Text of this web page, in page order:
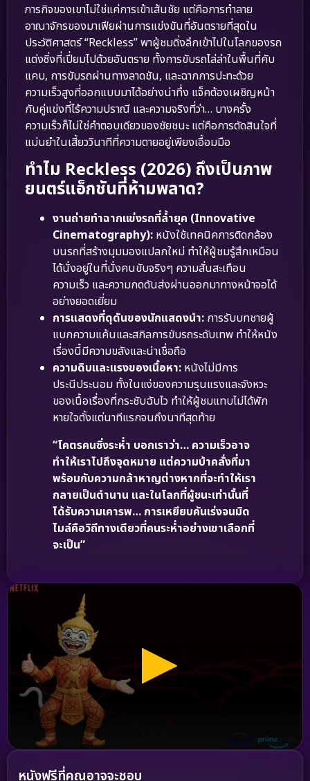
ภารกิจของเขาไม่ใช่แค่การเข้าเส้นชัย แต่คือการทำลาย
อาณาจักรของมาเฟียผ่านการแข่งขันที่อันตรายที่สุดใน
ประวัติศาสตร์ “Reckless” พาผู้ชมดิ่งลึกเข้าไปในโลกของรถ
แต่งซิ่งที่เปี่ยมไปด้วยอันตราย ทั้งการขับรถไล่ล่าในพื้นที่คับ
แคบ, การขับรถผ่านทางลาดชัน, และฉากการปะทะด้วย
ความเร็วสูงที่ออกแบบมาได้อย่างน่าทึ่ง แจ็คต้องเผชิญหน้า
กับคู่แข่งที่ไร้ความปราณี และความจริงที่ว่า… บางครั้ง
ความเร็วก็ไม่ใช่คำตอบเดียวของชัยชนะ แต่คือการตัดสินใจที่
แม่นยำในเสี้ยววินาทีที่ความตายอยู่เพียงเอื้อมมือ
ทำไม Reckless (2026) ถึงเป็นภาพ
ยนตร์แอ็กชันที่ห้ามพลาด?
งานถ่ายทำฉากแข่งรถที่ล้ำยุค (Innovative
Cinematography): หนังใช้เทคนิคการติดกล้อง
บนรถที่สร้างมุมมองแปลกใหม่ ทำให้ผู้ชมรู้สึกเหมือน
ได้นั่งอยู่ในที่นั่งคนขับจริงๆ ความสั่นสะเทือน
ความเร็ว และความกดดันส่งผ่านออกมาทางหน้าจอได้
อย่างยอดเยี่ยม
การแสดงที่ดุดันของนักแสดงนำ: การรับบทชายผู้
แบกความแค้นและสกิลการขับรถระดับเทพ ทำให้หนัง
เรื่องนี้มีความขลังและน่าเชื่อถือ
ความดิบและแรงของเนื้อหา: หนังไม่มีการ
ประนีประนอม ทั้งในแง่ของความรุนแรงและจังหวะ
ของเนื้อเรื่องที่กระชับฉับไว ทำให้ผู้ชมแทบไม่ได้พัก
หายใจตั้งแต่นาทีแรกจนถึงนาทีสุดท้าย
“โคตรคนซิ่งระห่ำ บอกเราว่า… ความเร็วอาจ
ทำให้เราไปถึงจุดหมาย แต่ความบ้าคลั่งที่มา
พร้อมกับความกล้าหาญต่างหากที่จะทำให้เรา
กลายเป็นตำนาน และในโลกที่ผู้ชนะเท่านั้นที่
ได้รับความเคารพ… การเหยียบคันเร่งจนมิด
ไมล์คือวิถีทางเดียวที่คนระห่ำอย่างเขาเลือกที่
จะเป็น”
หนังฟรีที่คุณอาจจะชอบ